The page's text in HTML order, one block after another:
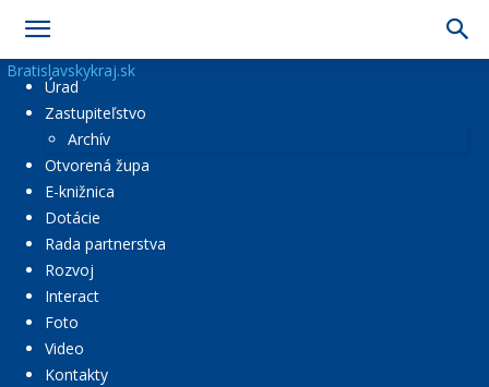
Bratislavskykraj.sk
Úrad
Zastupiteľstvo
Archív
Otvorená župa
E-knižnica
Dotácie
Rada partnerstva
Rozvoj
Interact
Foto
Video
Kontakty